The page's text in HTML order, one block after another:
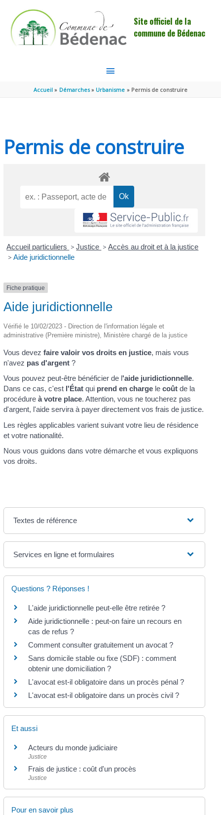
Site officiel de la
commune de Bédenac
MENU
PRINCIPAL
Accueil Démarches Urbanisme Permis de construire
Permis de construire
Accueil particuliers > Justice > Accès au droit et à la justice
> Aide juridictionnelle
Fiche pratique
Aide juridictionnelle
Vérifié le 10/02/2023 - Direction de l'information légale et
administrative (Première ministre), Ministère chargé de la justice
Vous devez faire valoir vos droits en justice, mais vous
n'avez pas d'argent?
Vous pouvez peut-être bénéficier de l 'aide juridictionnelle.
Dans ce cas, c'est l'État qui prend en chargele coûtde la
procédure à votre place. Attention, vous ne toucherez pas
d'argent, l'aide servira à payer directement vos frais de justice.
Les règles applicables varient suivant votre lieu de résidence
et votre nationalité.
Nous vous guidons dans votre démarche et vous expliquons
vos droits.
Textes de référence
Services en ligne et formulaires
Questions ? Réponses !
L'aide juridictionnelle peut-elle être retirée ?
Aide juridictionnelle : peut-on faire un recours en
cas de refus ?
Comment consulter gratuitement un avocat ?
Sans domicile stable ou fixe (SDF) : comment
obtenir une domiciliation ?
L'avocat est-il obligatoire dans un procès pénal ?
L'avocat est-il obligatoire dans un procès civil ?
Et aussi
Acteurs du monde judiciaire
Justice
Frais de justice : coût d'un procès
Justice
Pour en savoir plus